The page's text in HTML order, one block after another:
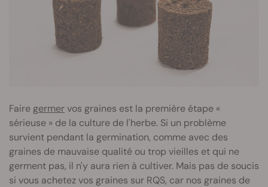
Faire germervos graines est la première étape «
sérieuse » de la culture de l'herbe. Si un problème
survient pendant la germination, comme avec des
graines de mauvaise qualité ou trop vieilles et qui ne
germent pas, il n'y aura rien à cultiver. Mais pas de soucis
si vous achetez vos graines sur RQS, car nos graines de